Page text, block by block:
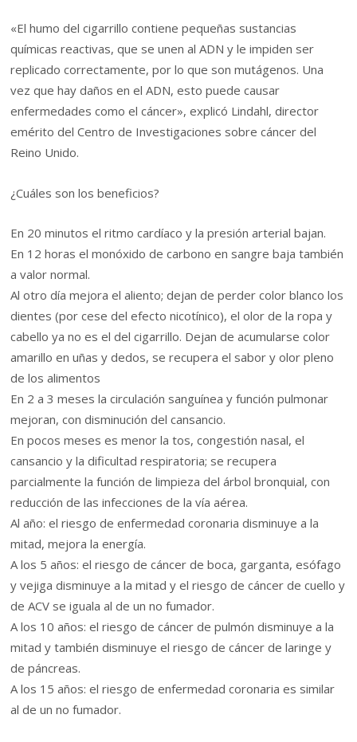
«El humo del cigarrillo contiene pequeñas sustancias
químicas reactivas, que se unen al ADN y le impiden ser
replicado correctamente, por lo que son mutágenos. Una
vez que hay daños en el ADN, esto puede causar
enfermedades como el cáncer», explicó Lindahl, director
emérito del Centro de Investigaciones sobre cáncer del
Reino Unido.
¿Cuáles son los beneficios?
En 20 minutos el ritmo cardíaco y la presión arterial bajan.
En 12 horas el monóxido de carbono en sangre baja también
a valor normal.
Al otro día mejora el aliento; dejan de perder color blanco los
dientes (por cese del efecto nicotínico), el olor de la ropa y
cabello ya no es el del cigarrillo. Dejan de acumularse color
amarillo en uñas y dedos, se recupera el sabor y olor pleno
de los alimentos
En 2 a 3 meses la circulación sanguínea y función pulmonar
mejoran, con disminución del cansancio.
En pocos meses es menor la tos, congestión nasal, el
cansancio y la dificultad respiratoria; se recupera
parcialmente la función de limpieza del árbol bronquial, con
reducción de las infecciones de la vía aérea.
Al año: el riesgo de enfermedad coronaria disminuye a la
mitad, mejora la energía.
A los 5 años: el riesgo de cáncer de boca, garganta, esófago
y vejiga disminuye a la mitad y el riesgo de cáncer de cuello y
de ACV se iguala al de un no fumador.
A los 10 años: el riesgo de cáncer de pulmón disminuye a la
mitad y también disminuye el riesgo de cáncer de laringe y
de páncreas.
A los 15 años: el riesgo de enfermedad coronaria es similar
al de un no fumador.